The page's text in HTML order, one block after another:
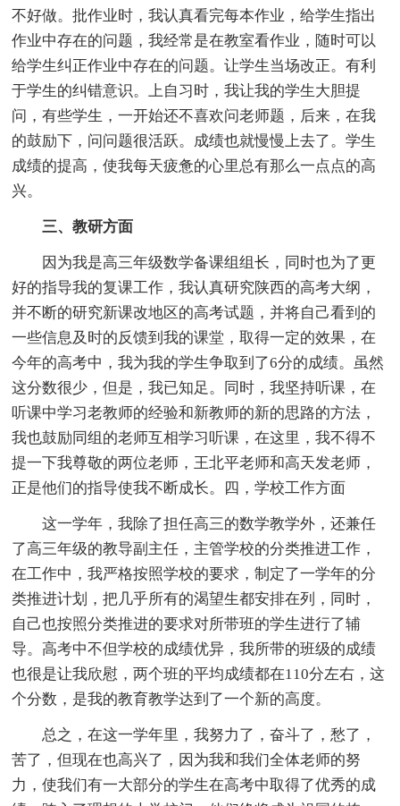
不好做。批作业时，我认真看完每本作业，给学生指出
作业中存在的问题，我经常是在教室看作业，随时可以
给学生纠正作业中存在的问题。让学生当场改正。有利
于学生的纠错意识。上自习时，我让我的学生大胆提
问，有些学生，一开始还不喜欢问老师题，后来，在我
的鼓励下，问问题很活跃。成绩也就慢慢上去了。学生
成绩的提高，使我每天疲惫的心里总有那么一点点的高
兴。
三、教研方面
因为我是高三年级数学备课组组长，同时也为了更
好的指导我的复课工作，我认真研究陕西的高考大纲，
并不断的研究新课改地区的高考试题，并将自己看到的
一些信息及时的反馈到我的课堂，取得一定的效果，在
今年的高考中，我为我的学生争取到了6分的成绩。虽然
这分数很少，但是，我已知足。同时，我坚持听课，在
听课中学习老教师的经验和新教师的新的思路的方法，
我也鼓励同组的老师互相学习听课，在这里，我不得不
提一下我尊敬的两位老师，王北平老师和高天发老师，
正是他们的指导使我不断成长。四，学校工作方面
这一学年，我除了担任高三的数学教学外，还兼任
了高三年级的教导副主任，主管学校的分类推进工作，
在工作中，我严格按照学校的要求，制定了一学年的分
类推进计划，把几乎所有的渴望生都安排在列，同时，
自己也按照分类推进的要求对所带班的学生进行了辅
导。高考中不但学校的成绩优异，我所带的班级的成绩
也很是让我欣慰，两个班的平均成绩都在110分左右，这
个分数，是我的教育教学达到了一个新的高度。
总之，在这一学年里，我努力了，奋斗了，愁了，
苦了，但现在也高兴了，因为我和我们全体老师的努
力，使我们有一大部分的学生在高考中取得了优秀的成